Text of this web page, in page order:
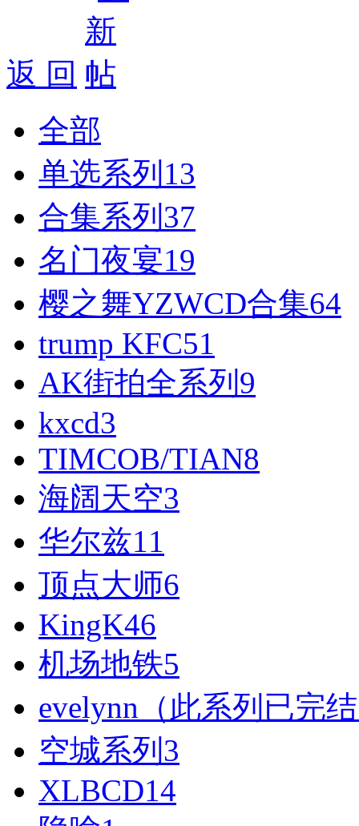
好消息限时66元升级VIP！赠
1、每天签到街拍币免费领；点
返 回
全部
单选系列 13
合集系列 37
名门夜宴19
樱之舞YZWCD合集64
trump KFC51
AK街拍全系列 9
kxcd3
TIMCOB/TIAN8
海阔天空3
华尔兹11
顶点大师6
KingK46
机场地铁5
evelynn（此系列已完
空城系列 3
XLBCD14